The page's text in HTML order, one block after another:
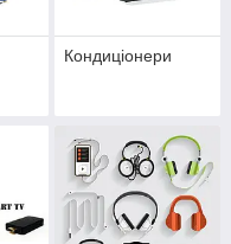
Кондиціонери